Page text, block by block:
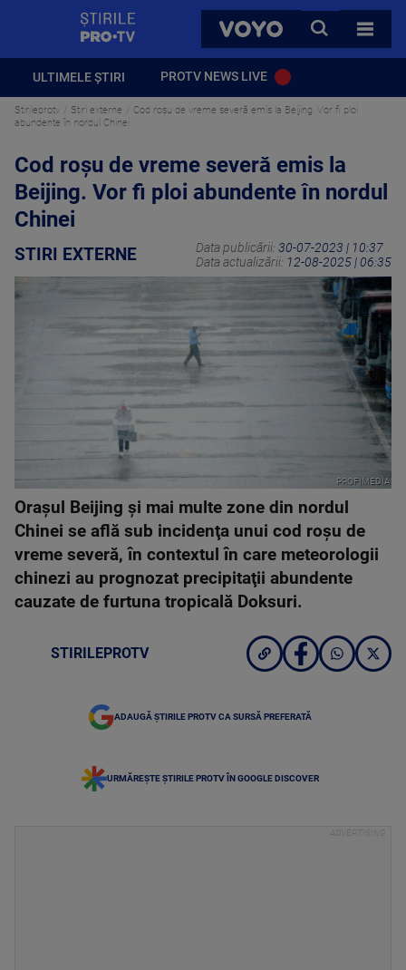
VOYO
CAUTA
TOATE
ULTIMELE ȘTIRI PROTV NEWS LIVE
Stirileprotv Stiri externe
Cod roşu de vreme severă emis la Beijing. Vor fi ploi
abundente în nordul Chinei
Cod roşu de vreme severă emis la
Beijing. Vor fi ploi abundente în nordul
Chinei
STIRI EXTERNE Data publicării: 30-07-2023 | 10:37
Data actualizării: 12-08-2025 | 06:35
PROFIMEDIA
Oraşul Beijing şi mai multe zone din nordul
Chinei se află sub incidenţa unui cod roşu de
vreme severă, în contextul în care meteorologii
chinezi au prognozat precipitaţii abundente
cauzate de furtuna tropicală Doksuri.
STIRILEPROTV
ADAUGĂ ȘTIRILE PROTV CA SURSĂ PREFERATĂ
URMĂREȘTE ȘTIRILE PROTV ÎN GOOGLE DISCOVER